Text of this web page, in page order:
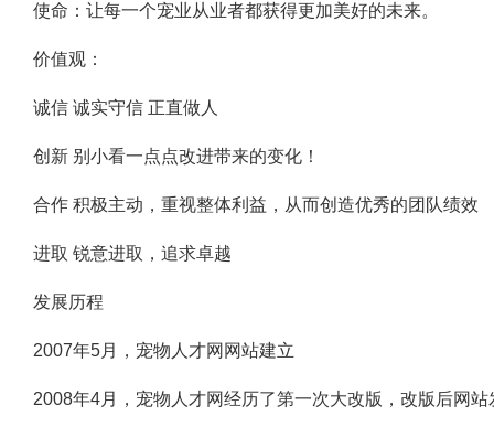
使命：让每一个宠业从业者都获得更加美好的未来。
价值观：
诚信 诚实守信 正直做人
创新 别小看一点点改进带来的变化！
合作 积极主动，重视整体利益，从而创造优秀的团队绩效
进取 锐意进取，追求卓越
发展历程
2007年5月，宠物人才网网站建立
2008年4月，宠物人才网经历了第一次大改版，改版后网